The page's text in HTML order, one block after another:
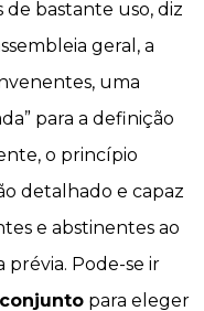
de bastante uso, diz
geral, a
uma
para a definição
o princípio
detalhado e capaz
e abstinentes ao
prévia. Pode-se ir
para eleger